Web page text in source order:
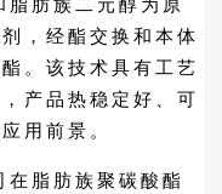
脂肪族二元醇为原
，经酯交换和本体
。该技术具有工艺
产品热稳定好、可
用前景。
脂肪族聚碳酸酯